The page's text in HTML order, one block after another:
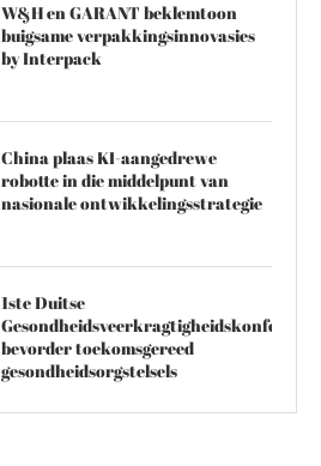
W&H en GARANT beklemtoon
buigsame verpakkingsinnovasies
by Interpack
China plaas KI-aangedrewe
robotte in die middelpunt van
nasionale ontwikkelingsstrategie
1ste Duitse
bevorder toekomsgereed
gesondheidsorgstelsels